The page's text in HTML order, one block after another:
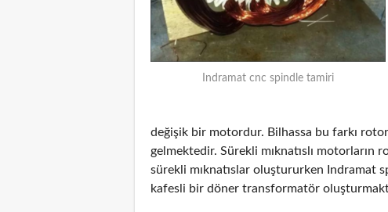
Indramat cnc spindle tamiri
değişik bir motordur. Bilhassa bu farkı
gelmektedir. Sürekli mıknatıslı motorların
sürekli mıknatıslar oluştururken Indramat
kafesli bir döner transformatör